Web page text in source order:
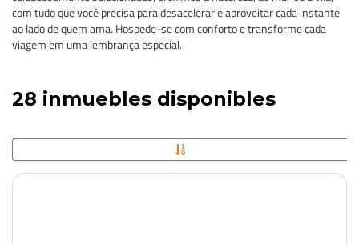
com tudo que você precisa para desacelerar e aproveitar cada instante
ao lado de quem ama. Hospede-se com conforto e transforme cada
viagem em uma lembrança especial.
28 inmuebles disponibles